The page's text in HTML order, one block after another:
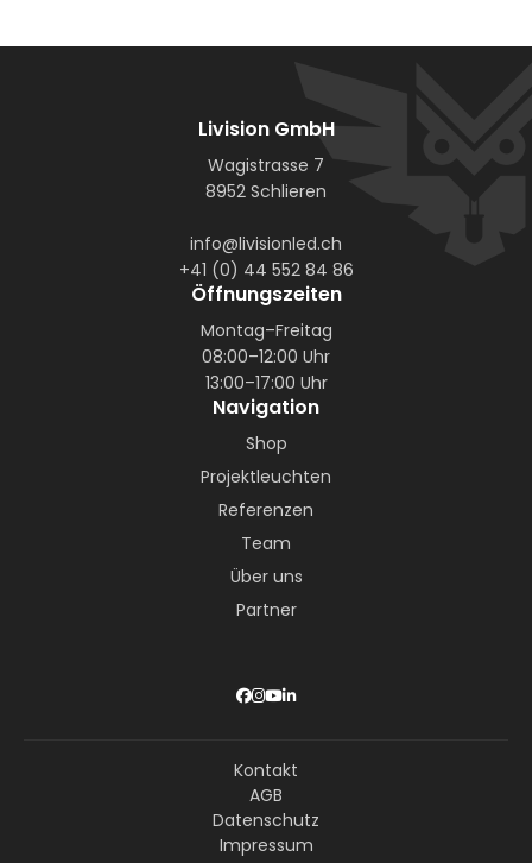
Livision GmbH
Wagistrasse 7
8952 Schlieren
info@livisionled.ch
+41 (0) 44 552 84 86
Öffnungszeiten
Montag–Freitag
08:00–12:00 Uhr
13:00–17:00 Uhr
Navigation
Shop
Projektleuchten
Referenzen
Team
Über uns
Partner
Kontakt
AGB
Datenschutz
Impressum